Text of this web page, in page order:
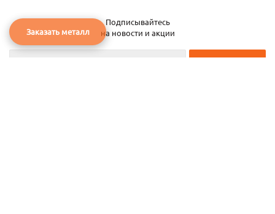
Подписывайтесь
на новости и акции
Заказать металл